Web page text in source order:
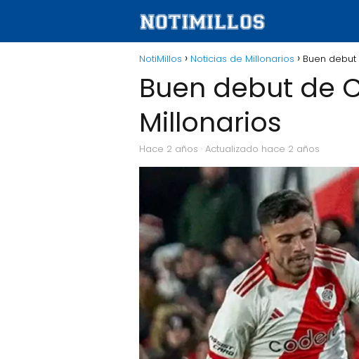
NotiMillos Noticias de Millonarios Buen
Buen debut de
Millonarios
hace 2 años · Actualizado hace 2 años